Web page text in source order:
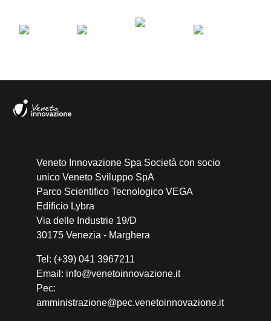
Veneto Innovazione Spa Società con socio
unico Veneto Sviluppo SpA
Parco Scientifico Tecnologico VEGA
Edificio Lybra
Via delle Industrie 19/D
30175 Venezia - Marghera
Tel: (+39) 041 3967211
Email: info@venetoinnovazione.it
Pec:
amministrazione@pec.venetoinnovazione.it